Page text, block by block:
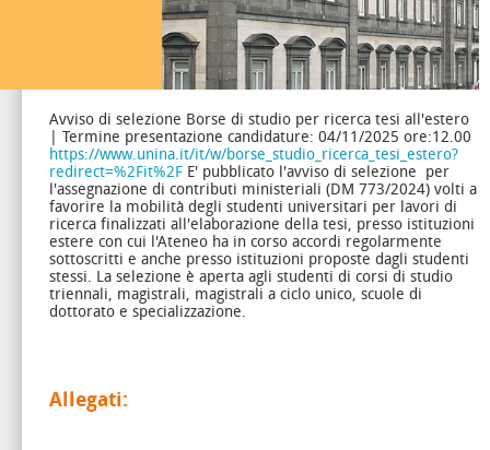
Avviso di selezione Borse di studio per ricerca tesi all'estero
| Termine presentazione candidature: 04/11/2025 ore:12.00
https://www.unina.it/it/w/borse_studio_ricerca_tesi_estero?
redirect=%2Fit%2F E' pubblicato l'avviso di selezione per
l'assegnazione di contributi ministeriali (DM 773/2024) volti a
favorire la mobilità degli studenti universitari per lavori di
ricerca finalizzati all'elaborazione della tesi, presso istituzioni
estere con cui l'Ateneo ha in corso accordi regolarmente
sottoscritti e anche presso istituzioni proposte dagli studenti
stessi. La selezione è aperta agli studenti di corsi di studio
triennali, magistrali, magistrali a ciclo unico, scuole di
dottorato e specializzazione.
Allegati: